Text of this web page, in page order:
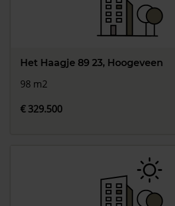
Het Haagje 89 23, Hoogeveen
98 m2
€ 329.500